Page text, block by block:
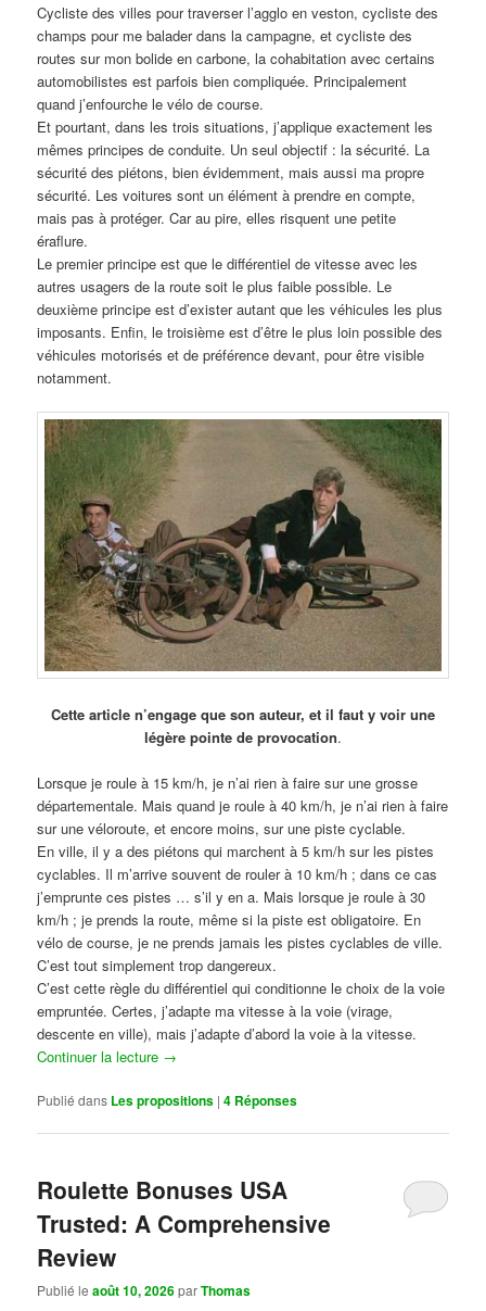
Cycliste des villes pour traverser l’agglo en veston, cycliste des
champs pour me balader dans la campagne, et cycliste des
routes sur mon bolide en carbone, la cohabitation avec certains
automobilistes est parfois bien compliquée. Principalement
quand j’enfourche le vélo de course.
Et pourtant, dans les trois situations, j’applique exactement les
mêmes principes de conduite. Un seul objectif : la sécurité. La
sécurité des piétons, bien évidemment, mais aussi ma propre
sécurité. Les voitures sont un élément à prendre en compte,
mais pas à protéger. Car au pire, elles risquent une petite
éraflure.
Le premier principe est que le différentiel de vitesse avec les
autres usagers de la route soit le plus faible possible. Le
deuxième principe est d’exister autant que les véhicules les plus
imposants. Enfin, le troisième est d’être le plus loin possible des
véhicules motorisés et de préférence devant, pour être visible
notamment.
Cette article n’engage que son auteur, et il faut y voir une
légère pointe de provocation.
Lorsque je roule à 15 km/h, je n’ai rien à faire sur une grosse
départementale. Mais quand je roule à 40 km/h, je n’ai rien à faire
sur une véloroute, et encore moins, sur une piste cyclable.
En ville, il y a des piétons qui marchent à 5 km/h sur les pistes
cyclables. Il m’arrive souvent de rouler à 10 km/h ; dans ce cas
j’emprunte ces pistes … s’il y en a. Mais lorsque je roule à 30
km/h ; je prends la route, même si la piste est obligatoire. En
vélo de course, je ne prends jamais les pistes cyclables de ville.
C’est tout simplement trop dangereux.
C’est cette règle du différentiel qui conditionne le choix de la voie
empruntée. Certes, j’adapte ma vitesse à la voie (virage,
descente en ville), mais j’adapte d’abord la voie à la vitesse.
Continuer la lecture →
Publié dans Les propositions |4 Réponses
Roulette Bonuses USA
Trusted: A Comprehensive
Review
Publié leaoût 10, 2026parThomas